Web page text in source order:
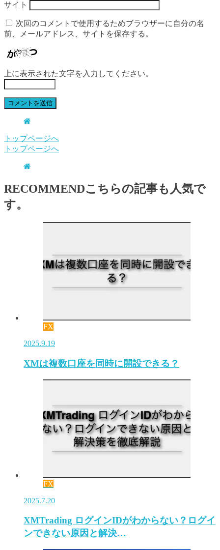
サイト
次回のコメントで使用するためブラウザーに自分の名
前、メールアドレス、サイトを保存する。
上に表示された文字を入力してください。
トップページへ
トップページへ
RECOMMENDこちらの記事も人気で
す。
FX
2025.9.19
XMは複数口座を同時に開設できる？
FX
2025.7.20
XMTrading ログインIDがわからない？ログイ
ンできない原因と解決…